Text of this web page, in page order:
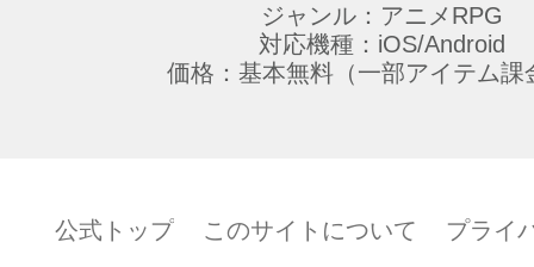
ジャンル：アニメRPG
対応機種：iOS/Android
価格：基本無料（一部アイテム課
公式トップ このサイトについて
プライ